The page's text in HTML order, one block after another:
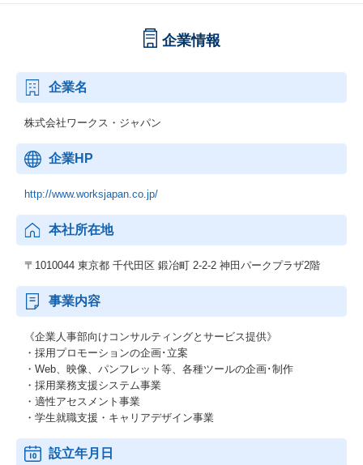
企業情報
企業名
株式会社ワークス・ジャパン
企業HP
http://www.worksjapan.co.jp/
本社所在地
〒1010044 東京都 千代田区 鍛冶町 2-2-2 神田パークプラザ2階
事業内容
《企業人事部向けコンサルティングとサービス提供》
・採用プロモーションの企画･立案
・Web、映像、パンフレット等、各種ツールの企画･制作
・採用業務支援システム事業
・適性アセスメント事業
・学生就職支援・キャリアデザイン事業
設立年月日